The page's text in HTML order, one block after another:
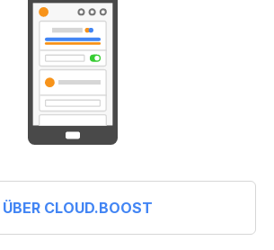
ÜBER CLOUD.BOOST